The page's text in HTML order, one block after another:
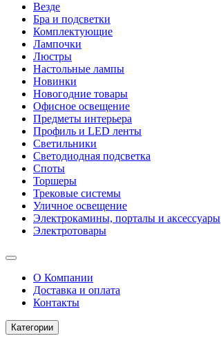
Везде
Бра и подсветки
Комплектующие
Лампочки
Люстры
Настольные лампы
Новинки
Новогодние товары
Офисное освещение
Предметы интерьера
Профиль и LED ленты
Светильники
Светодиодная подсветка
Споты
Торшеры
Трековые системы
Уличное освещение
Электрокамины, порталы и аксессуары
Электротовары
О Компании
Доставка и оплата
Контакты
Категории